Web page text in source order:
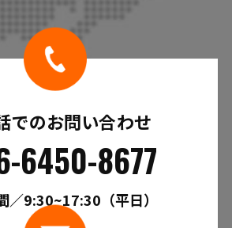
でのお問い合わせ
6450-8677
／9:30~17:30（平日）